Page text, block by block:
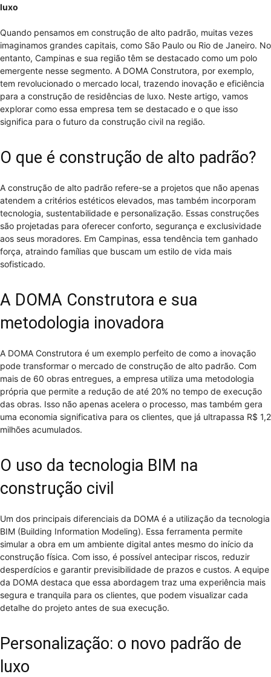
luxo
Quando pensamos em construção de alto padrão, muitas vezes
imaginamos grandes capitais, como São Paulo ou Rio de Janeiro. No
entanto, Campinas e sua região têm se destacado como um polo
emergente nesse segmento. A DOMA Construtora, por exemplo,
tem revolucionado o mercado local, trazendo inovação e eficiência
para a construção de residências de luxo. Neste artigo, vamos
explorar como essa empresa tem se destacado e o que isso
significa para o futuro da construção civil na região.
O que é construção de alto padrão?
A construção de alto padrão refere-se a projetos que não apenas
atendem a critérios estéticos elevados, mas também incorporam
tecnologia, sustentabilidade e personalização. Essas construções
são projetadas para oferecer conforto, segurança e exclusividade
aos seus moradores. Em Campinas, essa tendência tem ganhado
força, atraindo famílias que buscam um estilo de vida mais
sofisticado.
A DOMA Construtora e sua
metodologia inovadora
A DOMA Construtora é um exemplo perfeito de como a inovação
pode transformar o mercado de construção de alto padrão. Com
mais de 60 obras entregues, a empresa utiliza uma metodologia
própria que permite a redução de até 20% no tempo de execução
das obras. Isso não apenas acelera o processo, mas também gera
uma economia significativa para os clientes, que já ultrapassa R$ 1,2
milhões acumulados.
O uso da tecnologia BIM na
construção civil
Um dos principais diferenciais da DOMA é a utilização da tecnologia
BIM (Building Information Modeling). Essa ferramenta permite
simular a obra em um ambiente digital antes mesmo do início da
construção física. Com isso, é possível antecipar riscos, reduzir
desperdícios e garantir previsibilidade de prazos e custos. A equipe
da DOMA destaca que essa abordagem traz uma experiência mais
segura e tranquila para os clientes, que podem visualizar cada
detalhe do projeto antes de sua execução.
Personalização: o novo padrão de
luxo